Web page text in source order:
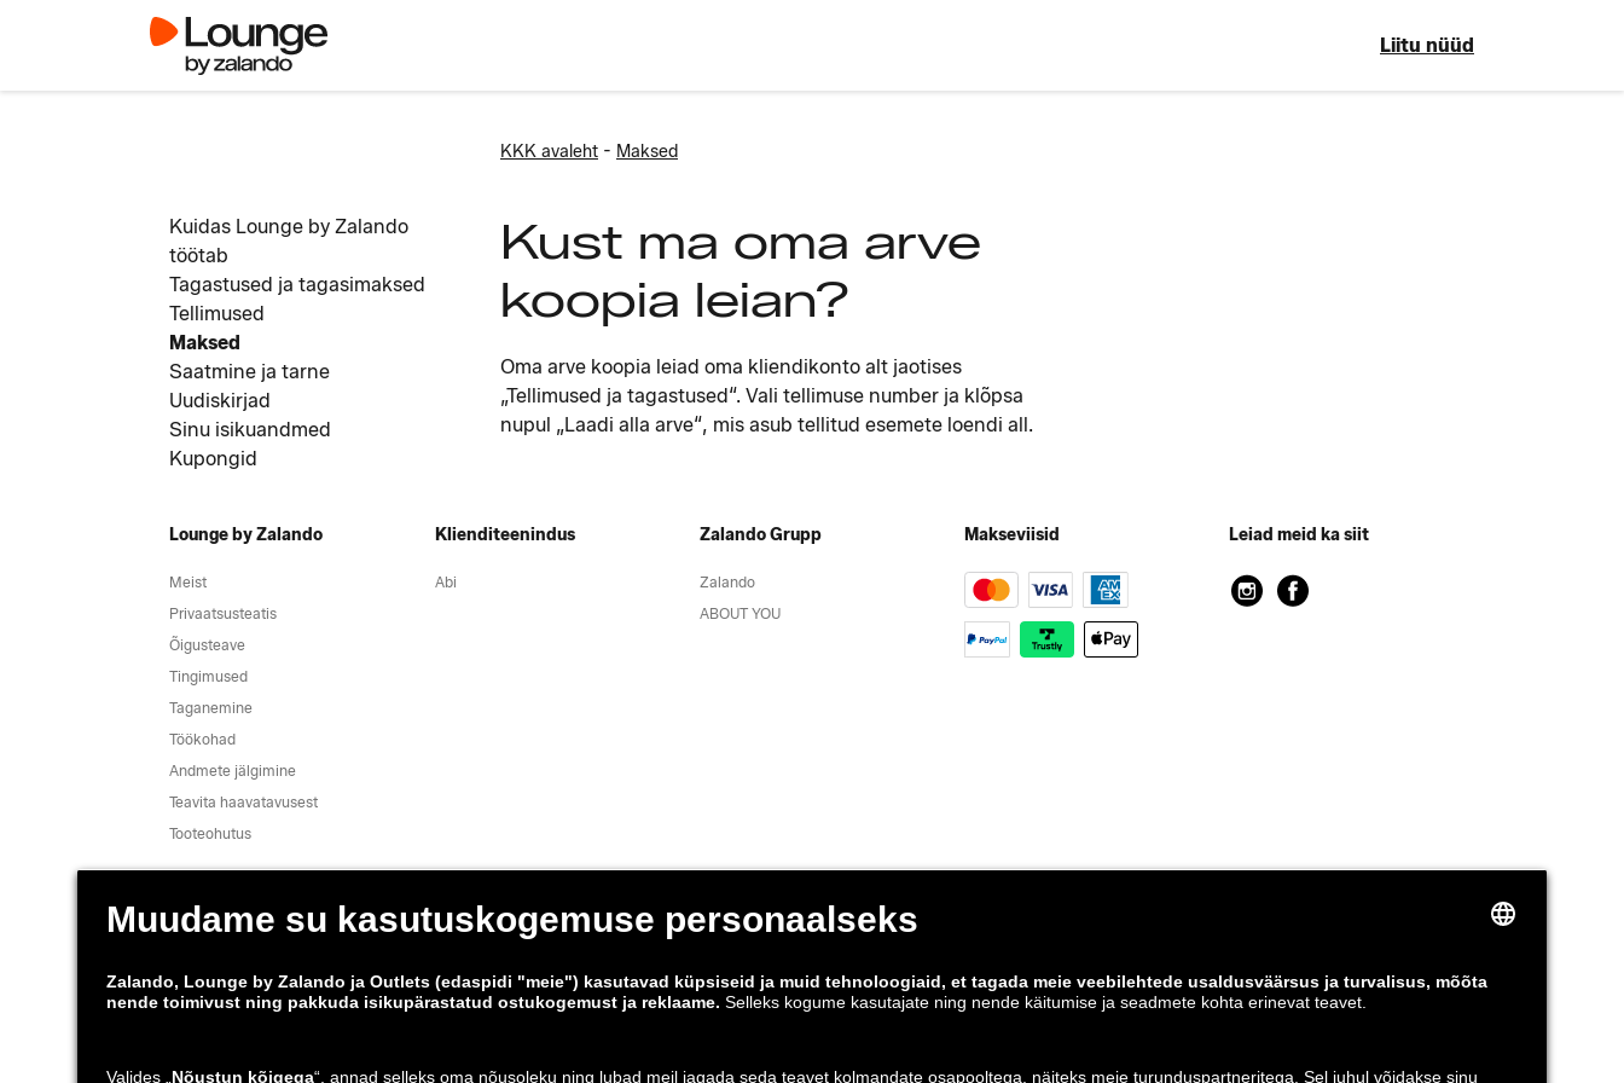
Liitu nüüd
KKK avaleht - Maksed
Kuidas Lounge by Zalando
töötab
Tagastused ja tagasimaksed
Tellimused
Maksed
Saatmine ja tarne
Uudiskirjad
Sinu isikuandmed
Kupongid
Kust ma oma arve
koopia leian?
Oma arve koopia leiad oma kliendikonto alt jaotises
„Tellimused ja tagastused“. Vali tellimuse number ja klõpsa
nupul „Laadi alla arve“, mis asub tellitud esemete loendi all.
Lounge by Zalando
Meist
Privaatsusteatis
Õigusteave
Tingimused
Taganemine
Töökohad
Andmete jälgimine
Teavita haavatavusest
Tooteohutus
Klienditeenindus
Abi
Zalando Grupp
Zalando
ABOUT YOU
Makseviisid Leiad meid ka siit